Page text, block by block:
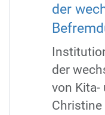
der
der
von Kita-
Christine